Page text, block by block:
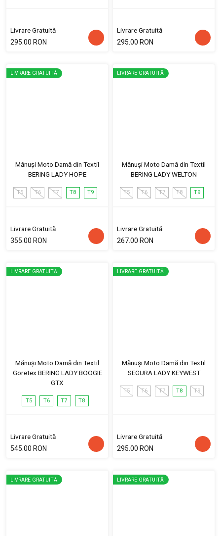
Livrare Gratuită
295.00 RON
Livrare Gratuită
295.00 RON
LIVRARE GRATUITĂ
Mănuși Moto Damă din Textil
BERING LADY HOPE
T5 T6 T7 T8 T9
Livrare Gratuită
355.00 RON
LIVRARE GRATUITĂ
Mănuși Moto Damă din Textil
BERING LADY WELTON
T5 T6 T7 T8 T9
Livrare Gratuită
267.00 RON
LIVRARE GRATUITĂ
Mănuși Moto Damă din Textil
Goretex BERING LADY BOOGIE
GTX
T5 T6 T7 T8
Livrare Gratuită
545.00 RON
LIVRARE GRATUITĂ
Mănuși Moto Damă din Textil
SEGURA LADY KEYWEST
T5 T6 T7 T8 T9
Livrare Gratuită
295.00 RON
LIVRARE GRATUITĂ LIVRARE GRATUITĂ